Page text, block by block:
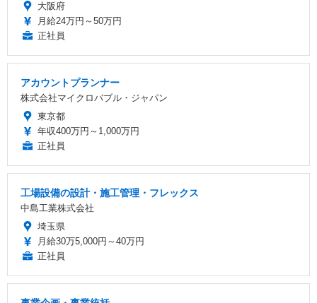
大阪府
月給24万円～50万円
正社員
アカウントプランナー
株式会社マイクロバブル・ジャパン
東京都
年収400万円～1,000万円
正社員
工場設備の設計・施工管理・フレックス
中島工業株式会社
埼玉県
月給30万5,000円～40万円
正社員